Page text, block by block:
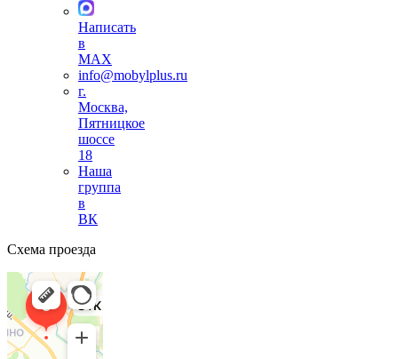
Написать
в
MAX
info@mobylplus.ru
г.
Москва,
Пятницкое
шоссе
18
Наша
группа
в
ВК
Схема проезда